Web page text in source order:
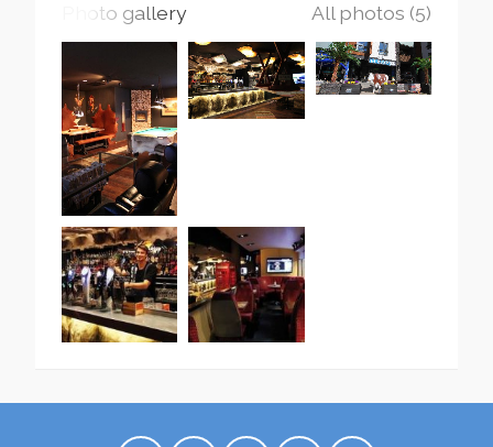
Photo gallery All photos (5)